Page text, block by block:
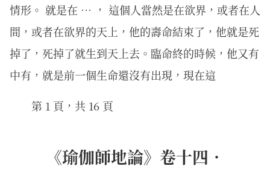
情形。 就是在 … ， 這個人當然是在欲界，或者在人
間，或者在欲界的天上，他的壽命結束了，他就是死
掉了，死掉了就生到天上去。臨命終的時候，他又有
中有，就是前一個生命還沒有出現，現在這
第 1 頁，共 16 頁
《瑜伽師地論》卷十四．